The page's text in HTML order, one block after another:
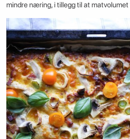
mindre næring, i tillegg til at matvolumet